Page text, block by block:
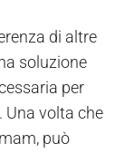
di altre
soluzione
per
volta che
può